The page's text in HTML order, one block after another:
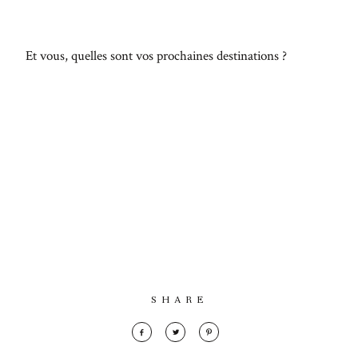
Et vous, quelles sont vos prochaines destinations ?
SHARE